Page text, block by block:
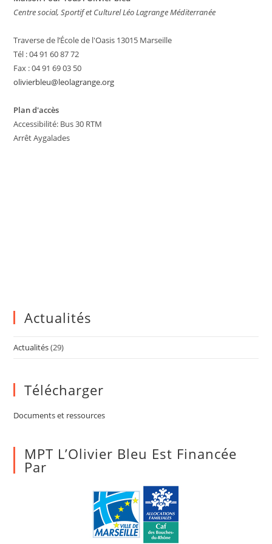
Centre social, Sportif et Culturel Léo Lagrange Méditerranée
Traverse de l’École de l'Oasis 13015 Marseille
Tél : 04 91 60 87 72
Fax : 04 91 69 03 50
olivierbleu@leolagrange.org
Plan d'accès
Accessibilité: Bus 30 RTM
Arrêt Aygalades
Actualités
Actualités(29)
Télécharger
Documents et ressources
MPT L’Olivier Bleu Est Financée
Par